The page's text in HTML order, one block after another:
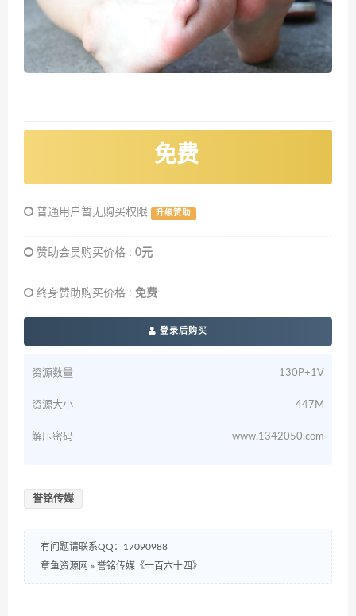
免费
普通用户暂无购买权限 升级赞助
赞助会员购买价格 : 0元
终身赞助购买价格 : 免费
登录后购买
资源数量 130P+1V
资源大小 447M
解压密码 www.1342050.com
誉铭传媒
有问题请联系QQ：17090988
章鱼资源网 » 誉铭传媒《一百六十四》